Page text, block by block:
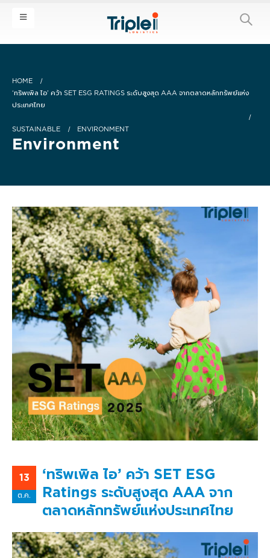
HOME
‘ทริพเพิล ไอ’ คว้า SET ESG RATINGS ระดับสูงสุด AAA จากตลาดหลักทรัพย์แห่ง
ประเทศไทย
SUSTAINABLE ENVIRONMENT
Environment
13
ต.ค.
‘ทริพเพิล ไอ’ คว้า SET ESG
Ratings ระดับสูงสุด AAA จาก
ตลาดหลักทรัพย์แห่งประเทศไทย